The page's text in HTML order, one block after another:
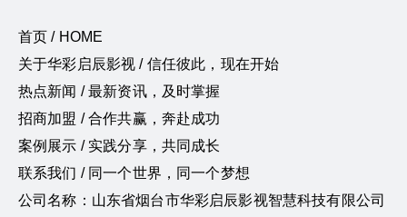
首页 / HOME
关于华彩启辰影视 / 信任彼此，现在开始
热点新闻 / 最新资讯，及时掌握
招商加盟 / 合作共赢，奔赴成功
案例展示 / 实践分享，共同成长
联系我们 / 同一个世界，同一个梦想
公司名称：山东省烟台市华彩启辰影视智慧科技有限公司